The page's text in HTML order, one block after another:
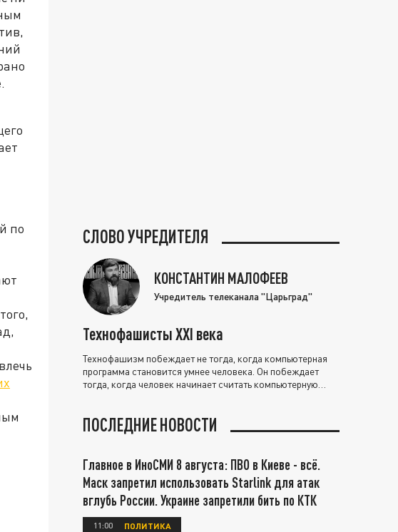
по
СЛОВО УЧРЕДИТЕЛЯ
КОНСТАНТИН МАЛОФЕЕВ
Учредитель телеканала "Царьград"
Технофашисты XXI века
Технофашизм побеждает не тогда, когда компьютерная
программа становится умнее человека. Он побеждает
тогда, когда человек начинает считать компьютерную
ПОСЛЕДНИЕ НОВОСТИ
Главное в ИноСМИ 8 августа: ПВО в Киеве - всё.
Маск запретил использовать Starlink для атак
вглубь России. Украине запретили бить по КТК
11:00 ПОЛИТИКА